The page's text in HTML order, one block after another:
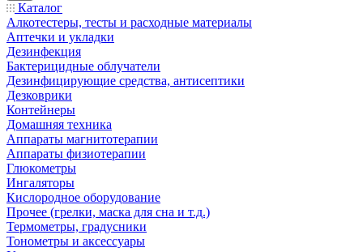
Каталог
Алкотестеры, тесты и расходные материалы
Аптечки и укладки
Дезинфекция
Бактерицидные облучатели
Дезинфицирующие средства, антисептики
Дезковрики
Контейнеры
Домашняя техника
Аппараты магнитотерапии
Аппараты физиотерапии
Глюкометры
Ингаляторы
Кислородное оборудование
Прочее (грелки, маска для сна и т.д.)
Термометры, градусники
Тонометры и аксессуары